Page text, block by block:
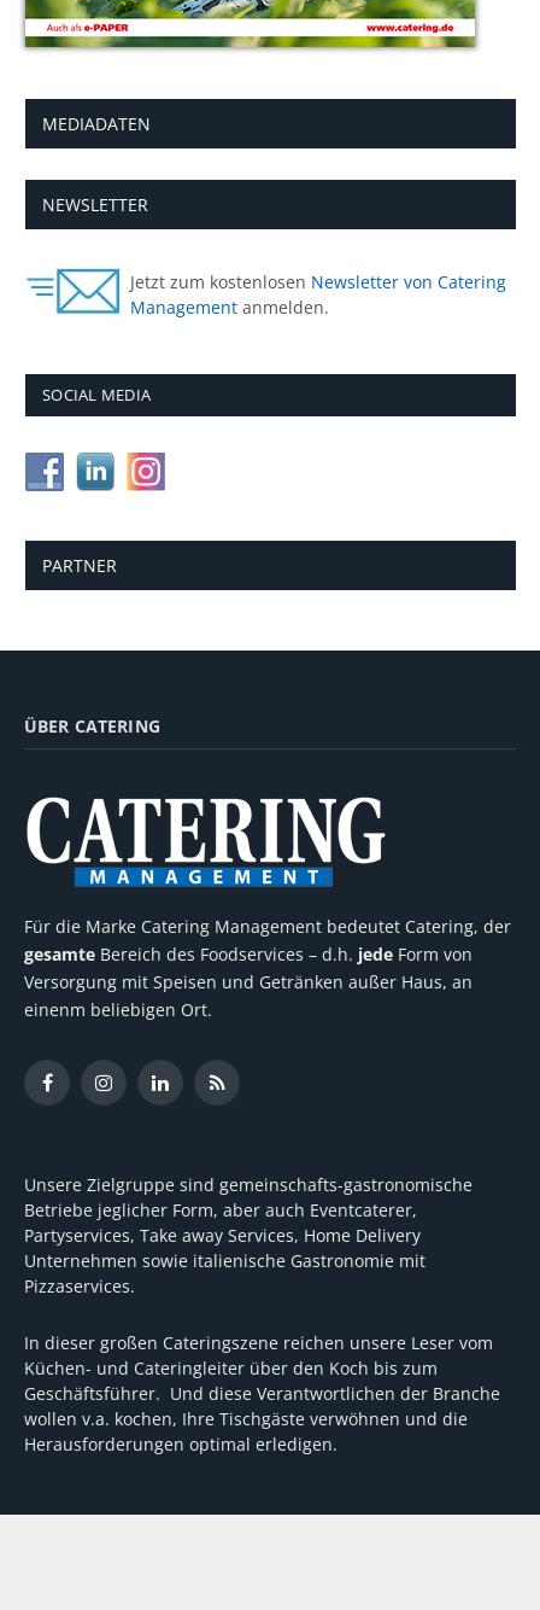
MEDIADATEN
NEWSLETTER
Jetzt zum kostenlosen Newsletter von Catering
Management anmelden.
SOCIAL MEDIA
PARTNER
ÜBER CATERING
Für die Marke Catering Management bedeutet Catering, der
gesamte Bereich des Foodservices – d.h. jede Form von
Versorgung mit Speisen und Getränken außer Haus, an
einenm beliebigen Ort.
FacebookInstagramLinkedInRSS
Unsere Zielgruppe sind gemeinschafts-gastronomische
Betriebe jeglicher Form, aber auch Eventcaterer,
Partyservices, Take away Services, Home Delivery
Unternehmen sowie italienische Gastronomie mit
Pizzaservices.
In dieser großen Cateringszene reichen unsere Leser vom
Küchen- und Cateringleiter über den Koch bis zum
Geschäftsführer. Und diese Verantwortlichen der Branche
wollen v.a. kochen, Ihre Tischgäste verwöhnen und die
Herausforderungen optimal erledigen.